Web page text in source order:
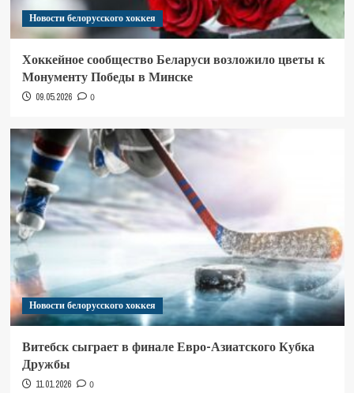
Новости белорусского хоккея
Хоккейное сообщество Беларуси возложило цветы к
Монументу Победы в Минске
09.05.2026 0
Новости белорусского хоккея
Витебск сыграет в финале Евро-Азиатского Кубка
Дружбы
11.01.2026 0